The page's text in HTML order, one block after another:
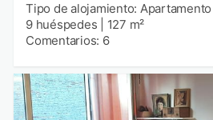
Tipo de alojamiento: Apartamento
9 huéspedes
127 m²
Comentarios: 6